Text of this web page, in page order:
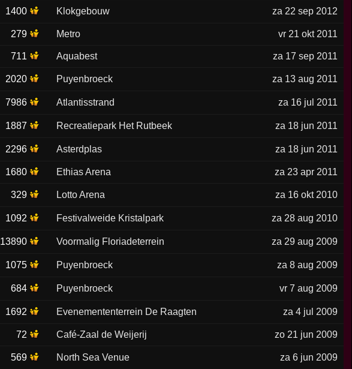
1400 Klokgebouw za 22 sep 2012
279 Metro vr 21 okt 2011
711 Aquabest za 17 sep 2011
2020 Puyenbroeck za 13 aug 2011
7986 Atlantisstrand za 16 jul 2011
1887 Recreatiepark Het Rutbeek za 18 jun 2011
2296 Asterdplas za 18 jun 2011
1680 Ethias Arena za 23 apr 2011
329 Lotto Arena za 16 okt 2010
1092 Festivalweide Kristalpark za 28 aug 2010
13890 Voormalig Floriadeterrein za 29 aug 2009
1075 Puyenbroeck za 8 aug 2009
684 Puyenbroeck vr 7 aug 2009
1692 Evenemententerrein De Raagten za 4 jul 2009
72 Café-Zaal de Weijerij zo 21 jun 2009
569 North Sea Venue za 6 jun 2009